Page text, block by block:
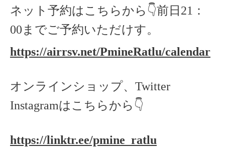
ネット予約はこちらから 👇前日 21 ：
00までご予約いただけす。
https://airrsv.net/PmineRatlu/calendar
オンラインショップ、Twitter
Instagramはこちらから👇
https://linktr.ee/pmine_ratlu